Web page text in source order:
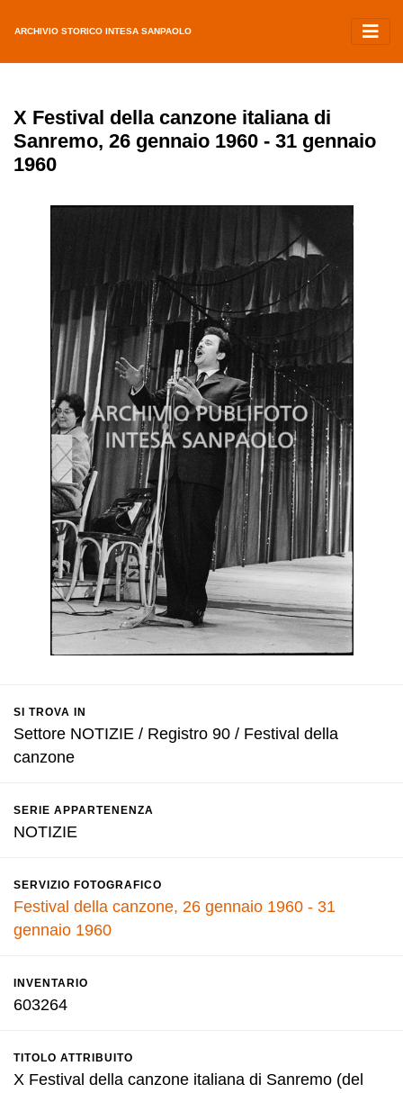
ARCHIVIO STORICO INTESA SANPAOLO
X Festival della canzone italiana di
Sanremo, 26 gennaio 1960 - 31 gennaio
1960
SI TROVA IN
Settore NOTIZIE / Registro 90 / Festival della
canzone
SERIE APPARTENENZA
NOTIZIE
SERVIZIO FOTOGRAFICO
Festival della canzone, 26 gennaio 1960 - 31
gennaio 1960
INVENTARIO
603264
TITOLO ATTRIBUITO
X Festival della canzone italiana di Sanremo (del